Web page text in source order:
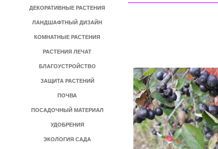
ДЕКОРАТИВНЫЕ РАСТЕНИЯ
ЛАНДШАФТНЫЙ ДИЗАЙН
КОМНАТНЫЕ РАСТЕНИЯ
РАСТЕНИЯ ЛЕЧАТ
БЛАГОУСТРОЙСТВО
ЗАЩИТА РАСТЕНИЙ
ПОЧВА
ПОСАДОЧНЫЙ МАТЕРИАЛ
УДОБРЕНИЯ
ЭКОЛОГИЯ САДА